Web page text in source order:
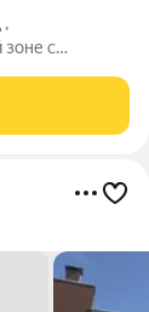
,
зоне с